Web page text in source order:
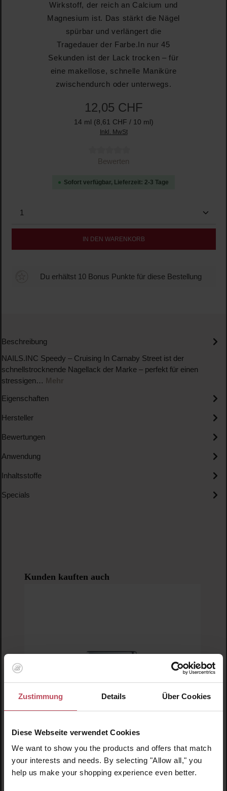
Zustimmung Details Über Cookies
Diese Webseite verwendet Cookies
We want to show you the products and offers that match
your interests and needs. By selecting "Allow all," you
help us make your shopping experience even better.
Wirkstoff, der reich an Calcium und
Magnesium ist. Das stärkt die Nägel
spürbar und verlängert die
Tragedauer der Farbe.In nur 45
Sekunden ist der Lack trocken – für
eine makellose, schnelle Maniküre
zwischendurch oder unterwegs.
12,05 CHF
14 ml (8,61 CHF / 10 ml)
Inkl. MwSt
Durchschnittliche Bewertung von 0 von 5 Sternen
Bewerten
Sofort verfügbar, Lieferzeit: 2-3 Tage
Produkt Anzahl: Gib den gewünschten Wert ein
IN DEN WARENKORB
Du erhältst 10 Bonus Punkte für diese Bestellung
Beschreibung
NAILS.INC Speedy – Cruising In Carnaby Street ist der
schnellstrocknende Nagellack der Marke – perfekt für einen
stressigen… Mehr
Eigenschaften
Hersteller
Bewertungen
Anwendung
Inhaltsstoffe
Specials
Produktgalerie überspringen
Kunden kauften auch
NAILS.INC
Chrome Silver Served